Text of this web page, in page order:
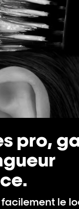
pro,
le